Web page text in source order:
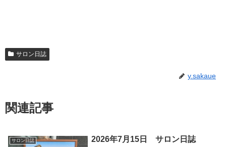
サロン日誌
y.sakaue
関連記事
サロン日誌 2026年7月15日 サロン日誌